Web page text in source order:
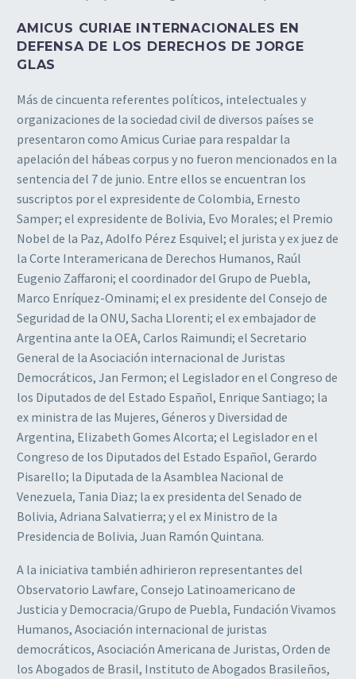
AMICUS CURIAE INTERNACIONALES EN
DEFENSA DE LOS DERECHOS DE JORGE
GLAS
Más de cincuenta referentes políticos, intelectuales y
organizaciones de la sociedad civil de diversos países se
presentaron como Amicus Curiae para respaldar la
apelación del hábeas corpus y no fueron mencionados en la
sentencia del 7 de junio. Entre ellos se encuentran los
suscriptos por el expresidente de Colombia, Ernesto
Samper; el expresidente de Bolivia, Evo Morales; el Premio
Nobel de la Paz, Adolfo Pérez Esquivel; el jurista y ex juez de
la Corte Interamericana de Derechos Humanos, Raúl
Eugenio Zaffaroni; el coordinador del Grupo de Puebla,
Marco Enríquez-Ominami; el ex presidente del Consejo de
Seguridad de la ONU, Sacha Llorenti; el ex embajador de
Argentina ante la OEA, Carlos Raimundi; el Secretario
General de la Asociación internacional de Juristas
Democráticos, Jan Fermon; el Legislador en el Congreso de
los Diputados de del Estado Español, Enrique Santiago; la
ex ministra de las Mujeres, Géneros y Diversidad de
Argentina, Elizabeth Gomes Alcorta; el Legislador en el
Congreso de los Diputados del Estado Español, Gerardo
Pisarello; la Diputada de la Asamblea Nacional de
Venezuela, Tania Diaz; la ex presidenta del Senado de
Bolivia, Adriana Salvatierra; y el ex Ministro de la
Presidencia de Bolivia, Juan Ramón Quintana.
A la iniciativa también adhirieron representantes del
Observatorio Lawfare, Consejo Latinoamericano de
Justicia y Democracia/Grupo de Puebla, Fundación Vivamos
Humanos, Asociación internacional de juristas
democráticos, Asociación Americana de Juristas, Orden de
los Abogados de Brasil, Instituto de Abogados Brasileños,